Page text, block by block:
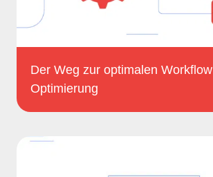
Der Weg zur optimalen Workflow
Optimierung